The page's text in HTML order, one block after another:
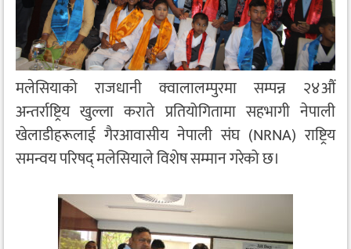
मलेसियाको राजधानी क्वालालम्पुरमा सम्पन्न २४औं
अन्तर्राष्ट्रिय खुल्ला कराते प्रतियोगितामा सहभागी नेपाली
खेलाडीहरूलाई गैरआवासीय नेपाली संघ (NRNA) राष्ट्रिय
समन्वय परिषद् मलेसियाले विशेष सम्मान गरेको छ।